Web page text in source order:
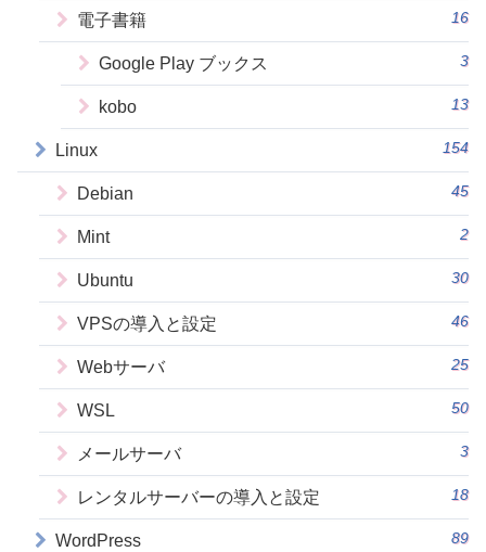
電子書籍 16
Google Play ブックス 3
kobo 13
Linux 154
Debian 45
Mint 2
Ubuntu 30
VPSの導入と設定 46
Webサーバ 25
WSL 50
メールサーバ 3
レンタルサーバーの導入と設定 18
WordPress 89